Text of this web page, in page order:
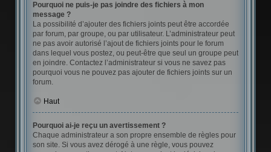
Pourquoi ne puis-je pas joindre des fichiers à mon
message ?
La possibilité d’ajouter des fichiers joints peut être accordée
par forum, par groupe, ou par utilisateur. L’administrateur peut
ne pas avoir autorisé l’ajout de fichiers joints pour le forum
dans lequel vous postez, ou peut-être que seul un groupe peut
en joindre. Contactez l’administrateur si vous ne savez pas
pourquoi vous ne pouvez pas ajouter de fichiers joints sur un
forum.
Haut
Pourquoi ai-je reçu un avertissement ?
Chaque administrateur a son propre ensemble de règles pour
son site. Si vous avez dérogé à une règle, vous pouvez